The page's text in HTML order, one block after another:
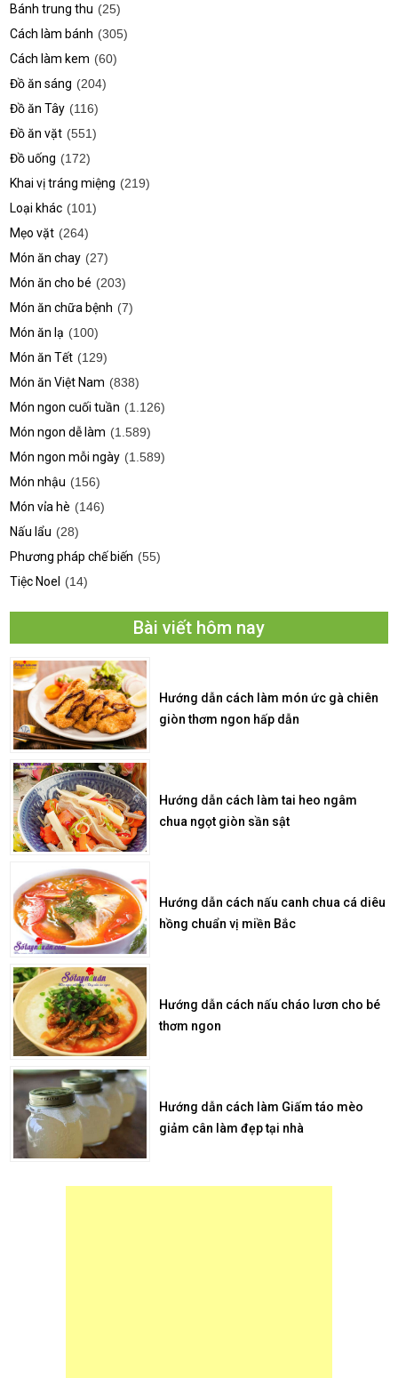
Bánh trung thu (25)
Cách làm bánh (305)
Cách làm kem (60)
Đồ ăn sáng (204)
Đồ ăn Tây (116)
Đồ ăn vặt (551)
Đồ uống (172)
Khai vị tráng miệng (219)
Loại khác (101)
Mẹo vặt (264)
Món ăn chay (27)
Món ăn cho bé (203)
Món ăn chữa bệnh (7)
Món ăn lạ (100)
Món ăn Tết (129)
Món ăn Việt Nam (838)
Món ngon cuối tuần (1.126)
Món ngon dễ làm (1.589)
Món ngon mỗi ngày (1.589)
Món nhậu (156)
Món vỉa hè (146)
Nấu lẩu (28)
Phương pháp chế biến (55)
Tiệc Noel
(14)
Bài viết hôm nay
Hướng dẫn cách làm món ức gà chiên
giòn thơm ngon hấp dẫn
Hướng dẫn cách làm tai heo ngâm
chua ngọt giòn sần sật
Hướng dẫn cách nấu canh chua cá diêu
hồng chuẩn vị miền Bắc
Hướng dẫn cách nấu cháo lươn cho bé
thơm ngon
Hướng dẫn cách làm Giấm táo mèo
giảm cân làm đẹp tại nhà